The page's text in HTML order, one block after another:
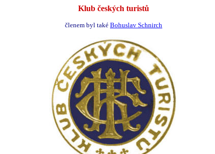
Klub českých turistů
členem byl také Bohuslav Schnirch